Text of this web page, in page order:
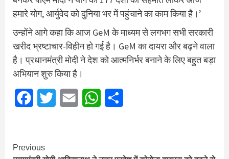
हमारे योग, आर्युवेद को दुनिया भर में पहुंचाने का काम किया है।’
उन्होंने आगे कहा कि आज GeM के माध्यम से लगभग सभी सरकारी
खरीद भ्रष्टाचार-विहीन हो गई है। GeM का दायरा और बढ़ने वाला
है। प्रधानमंत्री मोदी ने देश को आत्मनिर्भर बनाने के लिए बहुत बड़ा
अभियान शुरु किया है।
FacebookTwitter Email WhatsApp
Continue
Previous